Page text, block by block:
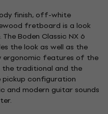
finish, off-white
fretboard is a look
Boden Classic NX 6
the look as well as the
ergonomic features of the
the traditional and the
pickup configuration
and modern guitar sounds